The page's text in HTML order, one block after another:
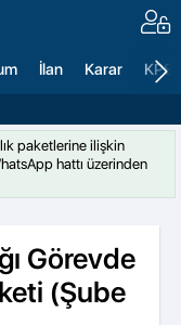
İlan Karar
paketlerine ilişkin
hattı üzerinden
Görevde
(Şube